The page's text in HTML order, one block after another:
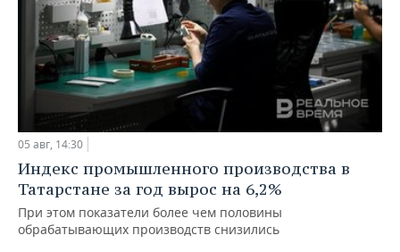
05 авг, 14:30
Индекс промышленного производства в
Татарстане за год вырос на 6,2%
При этом показатели более чем половины
обрабатывающих производств снизились